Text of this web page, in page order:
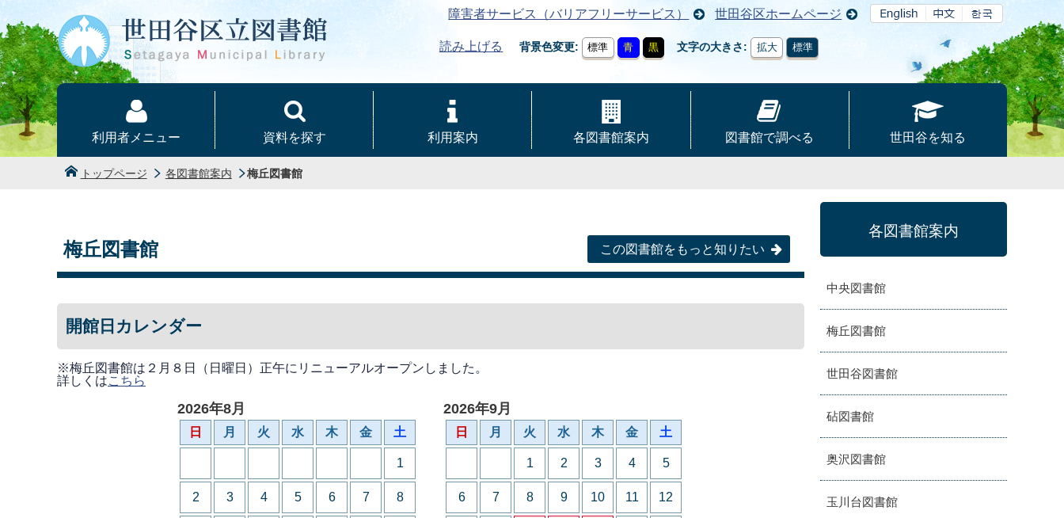
本文へ
障害者サービス（バリアフリーサービス） 世田谷区ホームページ
読み上げる 背景色変更 標準 青 黒 文字の大きさ 拡大 標準
利用者メニュー 資料を探す 利用案内 各図書館案内 図書館で調べる 世田谷を知る
トップページ 各図書館案内 梅丘図書館
梅丘図書館 この図書館をもっと知りたい
開館日カレンダー
※梅丘図書館は２月８日（日曜日）正午にリニューアルオープンしました。
詳しくはこちら
2026年8月
日 月 火 水 木 金 土
1
2 3 4 5 6 7 8
2026年9月
日 月 火 水 木 金 土
1 2 3 4 5
6 7 8 9 10 11 12
各図書館案内
中央図書館
梅丘図書館
世田谷図書館
砧図書館
奥沢図書館
玉川台図書館